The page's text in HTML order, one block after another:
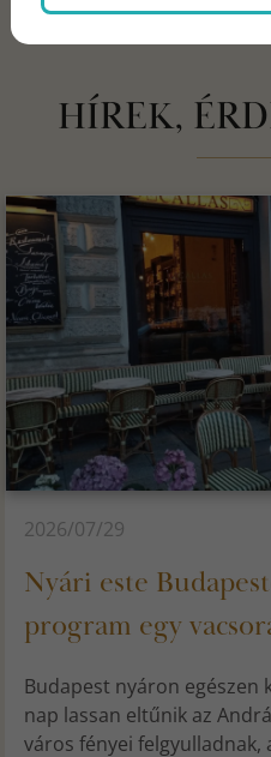
HÍREK,
2026/07/29
Nyári este
program egy
Budapest nyáron egészen
nap lassan eltűnik az
város fényei felgyulladnak,